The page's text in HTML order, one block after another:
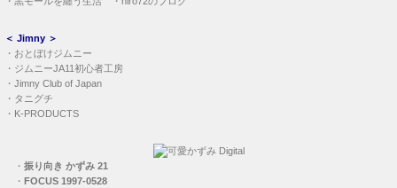
＜ Jimny ＞
・ おとぼけジムニー
・ ジムニーJA11初心者工房
・ Jimny Club of Japan
・ タニグチ
・ K-PRODUCTS
・ 振り向き かずみ 21
・ FOCUS 1997-0528